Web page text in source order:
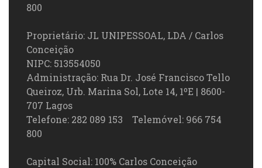
800
Proprietário: JL UNIPESSOAL, LDA / Carlos
Conceição
NIPC: 513554050
Administração: Rua Dr. José Francisco Tello
Queiroz, Urb. Marina Sol, Lote 14, 1ºE | 8600-
707 Lagos
Telefone: 282 089 153 Telemóvel: 966 754
800
Capital Social: 100% Carlos Conceição